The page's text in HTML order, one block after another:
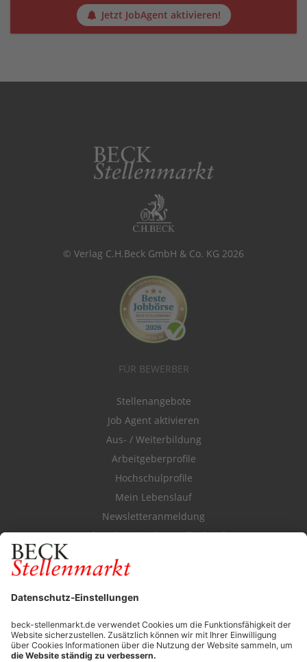
Jetzt JobAgent aktivieren!
© Verlag C.H.Beck GmbH & Co. KG 2026
FÜR BEWERBER
Stellenangebote
Job Agent aktivieren
Aus- / Weiterbildung
Arbeitgeberprofile
Hochschulprofile
Mein Lebenslauf
Newsletteranmeldung
Durchsuchen Sie den Stellenkatalog
FÜR ARBEITGEBER
Stellenmarktpreise
Anzeigen-AGB
Media-Daten
Newsletteranmeldung